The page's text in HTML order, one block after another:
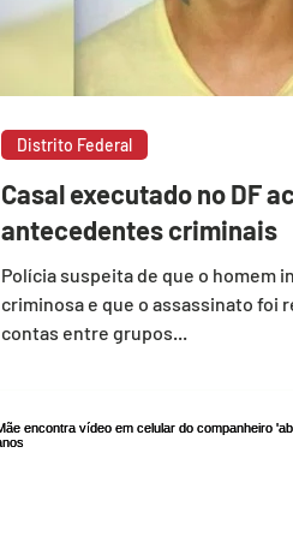
Casal executado no DF
antecedentes criminais
Polícia suspeita de que o homem
criminosa e que o assassinato foi
contas entre grupos...
Distrito Federal